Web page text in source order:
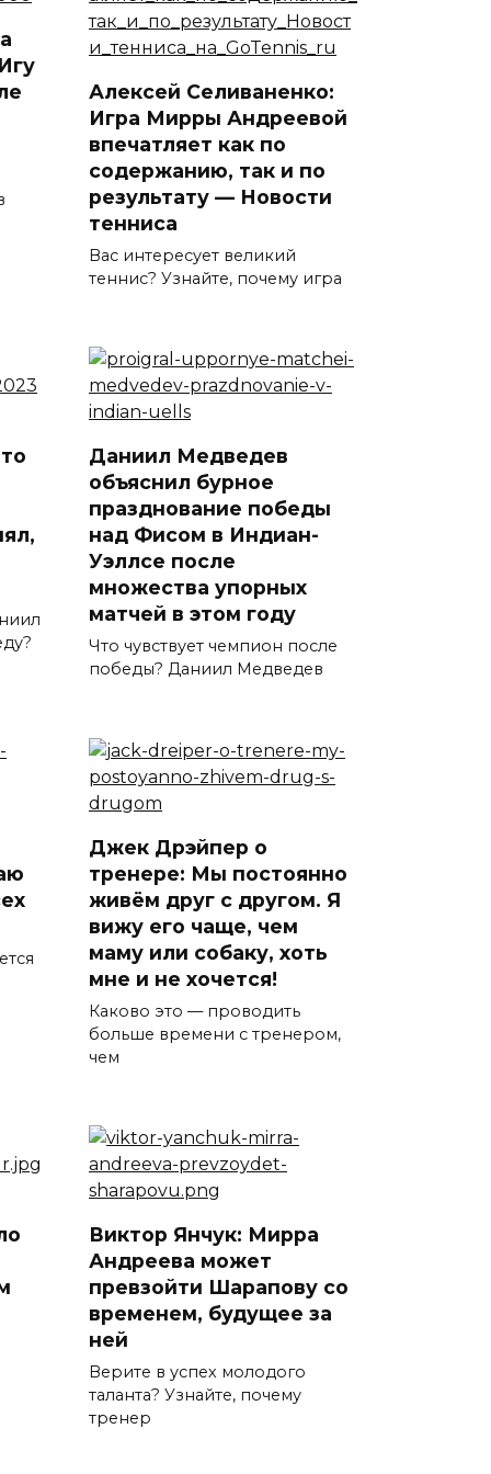
Алексей Селиваненко:
Игра Мирры Андреевой
впечатляет как по
содержанию, так и по
результату — Новости
тенниса
Вас интересует великий
теннис? Узнайте, почему игра
Даниил Медведев
объяснил бурное
празднование победы
над Фисом в Индиан-
Уэллсе после
множества упорных
матчей в этом году
Что чувствует чемпион после
победы? Даниил Медведев
Джек Дрэйпер о
тренере: Мы постоянно
живём друг с другом. Я
вижу его чаще, чем
маму или собаку, хоть
мне и не хочется!
Каково это — проводить
больше времени с тренером,
чем
Виктор Янчук: Мирра
Андреева может
превзойти Шарапову со
временем, будущее за
ней
Верите в успех молодого
таланта? Узнайте, почему
тренер